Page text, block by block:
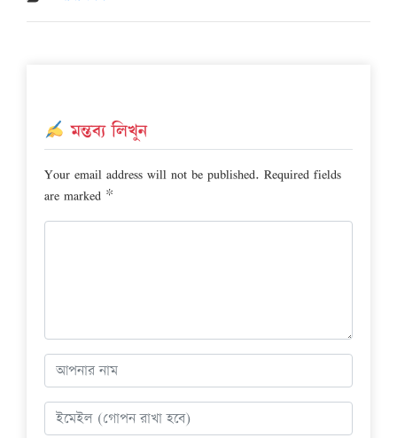
মন্তব্য লিখুন
Your email address will not be published. Required fields
are marked *